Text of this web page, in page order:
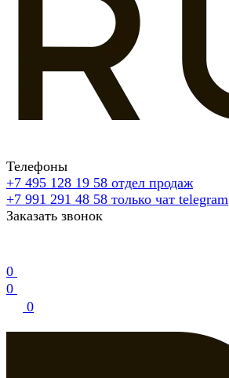
Телефоны
+7 495 128 19 58 отдел продаж
+7 991 291 48 58 только чат telegram
Заказать звонок
0
0
0